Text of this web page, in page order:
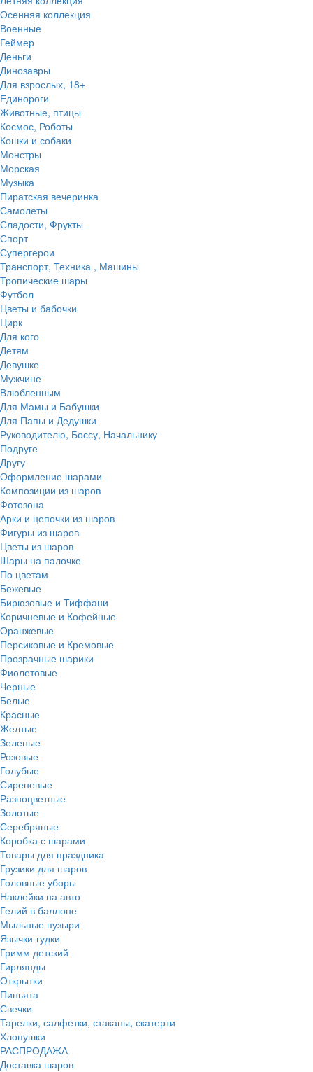
Осенняя коллекция
Военные
Геймер
Деньги
Динозавры
Для взрослых, 18+
Единороги
Животные, птицы
Космос, Роботы
Кошки и собаки
Монстры
Морская
Музыка
Пиратская вечеринка
Самолеты
Сладости, Фрукты
Спорт
Супергерои
Транспорт, Техника , Машины
Тропические шары
Футбол
Цветы и бабочки
Цирк
Для кого
Детям
Девушке
Мужчине
Влюбленным
Для Мамы и Бабушки
Для Папы и Дедушки
Руководителю, Боссу, Начальнику
Подруге
Другу
Оформление шарами
Композиции из шаров
Фотозона
Арки и цепочки из шаров
Фигуры из шаров
Цветы из шаров
Шары на палочке
По цветам
Бежевые
Бирюзовые и Тиффани
Коричневые и Кофейные
Оранжевые
Персиковые и Кремовые
Прозрачные шарики
Фиолетовые
Черные
Белые
Красные
Желтые
Зеленые
Розовые
Голубые
Сиреневые
Разноцветные
Золотые
Серебряные
Коробка с шарами
Товары для праздника
Грузики для шаров
Головные уборы
Наклейки на авто
Гелий в баллоне
Мыльные пузыри
Язычки-гудки
Гримм детский
Гирлянды
Открытки
Пиньята
Свечки
Тарелки, салфетки, стаканы, скатерти
Хлопушки
РАСПРОДАЖА
Доставка шаров